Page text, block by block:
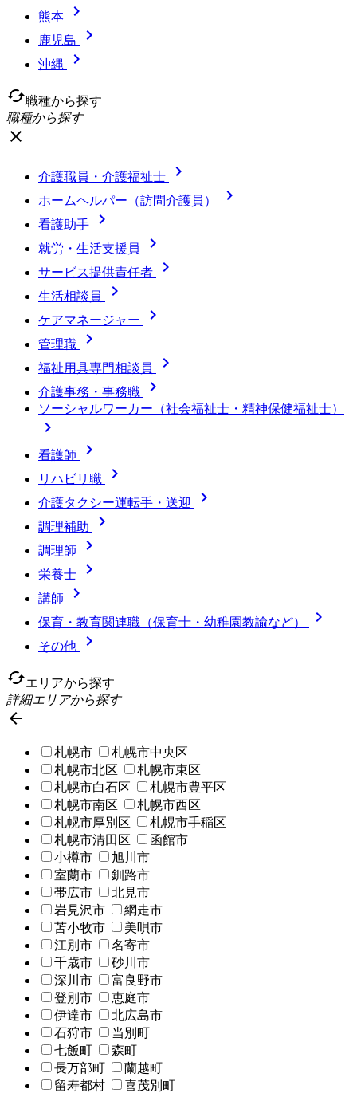
熊本 
鹿児島 
沖縄

cached職種から探す
職種から探す
close
介護職員・介護福祉士 
ホームヘルパー（訪問介護員） 
看護助手 
就労・生活支援員 
サービス提供責任者 
生活相談員 
ケアマネージャー 
管理職 
福祉用具専門相談員 
介護事務・事務職 
ソーシャルワーカー（社会福祉士・精神保健福祉士）

看護師 
リハビリ職 
介護タクシー運転手・送迎 
調理補助 
調理師 
栄養士 
講師 
保育・教育関連職（保育士・幼稚園教諭など） 
その他

cachedエリアから探す
詳細エリアから探す

札幌市
札幌市中央区
札幌市北区
札幌市東区
札幌市白石区
札幌市豊平区
札幌市南区
札幌市西区
札幌市厚別区
札幌市手稲区
札幌市清田区
函館市
小樽市
旭川市
室蘭市
釧路市
帯広市
北見市
岩見沢市
網走市
苫小牧市
美唄市
江別市
名寄市
千歳市
砂川市
深川市
富良野市
登別市
恵庭市
伊達市
北広島市
石狩市
当別町
七飯町
森町
長万部町
蘭越町
留寿都村
喜茂別町